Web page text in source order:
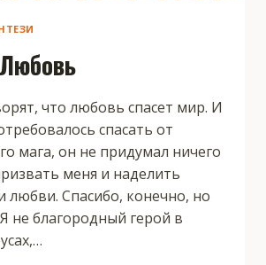
что любовь спасет мир. И
спасать от
мага, он не придумал ничего
меня и наделить
любви. Спасибо, конечно, но
не благородный герой в